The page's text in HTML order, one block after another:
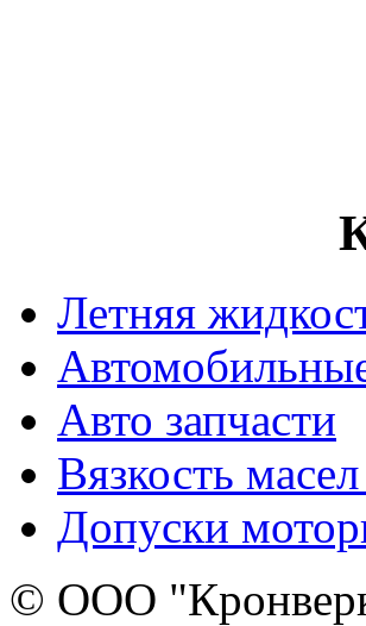
Летняя
Авто запчасти
Вязкость
Допуски
© ООО